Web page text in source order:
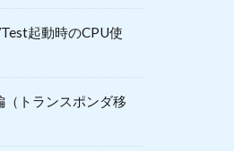
起動時のCPU使
トランスポンダ移